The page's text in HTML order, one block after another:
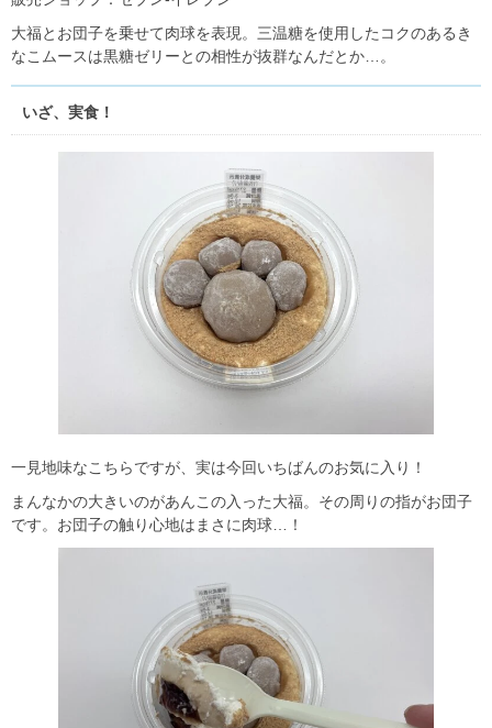
大福とお団子を乗せて肉球を表現。三温糖を使用したコクのあるき
なこムースは黒糖ゼリーとの相性が抜群なんだとか…。
いざ、実食！
一見地味なこちらですが、実は今回いちばんのお気に入り！
まんなかの大きいのがあんこの入った大福。その周りの指がお団子
です。お団子の触り心地はまさに肉球…！